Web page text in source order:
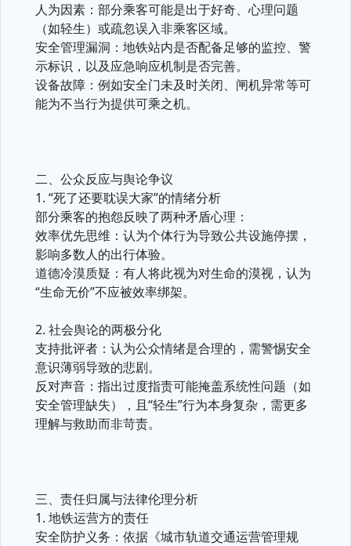
人为因素：部分乘客可能是出于好奇、心理问题
（如轻生）或疏忽误入非乘客区域。
安全管理漏洞：地铁站内是否配备足够的监控、警
示标识，以及应急响应机制是否完善。
设备故障：例如安全门未及时关闭、闸机异常等可
能为不当行为提供可乘之机。
二、公众反应与舆论争议
1. “死了还要耽误大家”的情绪分析
部分乘客的抱怨反映了两种矛盾心理：
效率优先思维：认为个体行为导致公共设施停摆，
影响多数人的出行体验。
道德冷漠质疑：有人将此视为对生命的漠视，认为
“生命无价”不应被效率绑架。
2. 社会舆论的两极分化
支持批评者：认为公众情绪是合理的，需警惕安全
意识薄弱导致的悲剧。
反对声音：指出过度指责可能掩盖系统性问题（如
安全管理缺失），且“轻生”行为本身复杂，需更多
理解与救助而非苛责。
三、责任归属与法律伦理分析
1. 地铁运营方的责任
安全防护义务：依据《城市轨道交通运营管理规